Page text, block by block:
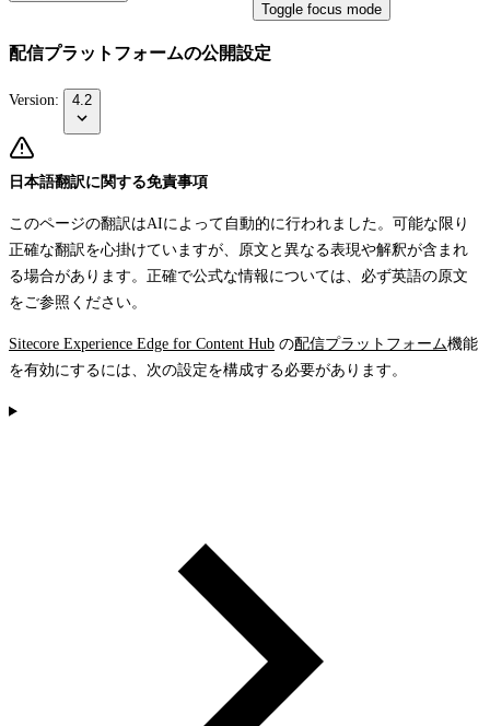
Toggle focus mode
配信プラットフォームの公開設定
Version: 4.2
日本語翻訳に関する免責事項
このページの翻訳はAIによって自動的に行われました。可能な限り
正確な翻訳を心掛けていますが、原文と異なる表現や解釈が含まれ
る場合があります。正確で公式な情報については、必ず英語の原文
をご参照ください。
Sitecore Experience Edge for Content Hub の配信プラットフォーム機能
を有効にするには、次の設定を構成する必要があります。